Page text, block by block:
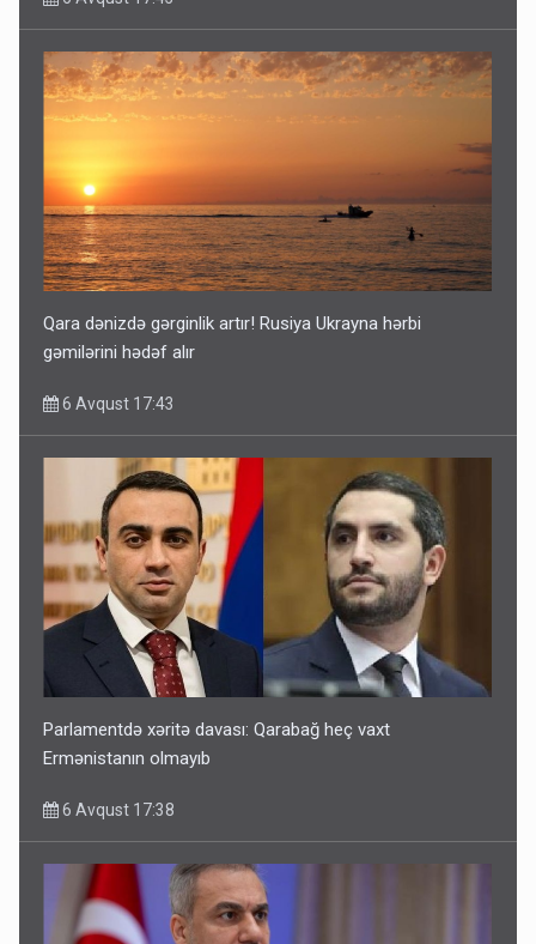
Qara dənizdə gərginlik artır! Rusiya Ukrayna hərbi
gəmilərini hədəf alır
6 Avqust 17:43
Parlamentdə xəritə davası: Qarabağ heç vaxt
Ermənistanın olmayıb
6 Avqust 17:38